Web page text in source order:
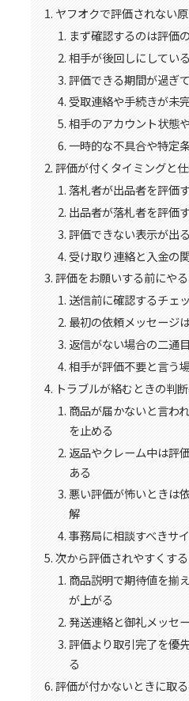
ヤフオクで評価されない
まず確認するのは評価
相手が後回しにしてい
評価できる期間が過ぎ
受取連絡や手続きが未
相手のアカウント状態
一時的な不具合や特定
評価が付くタイミングと
落札者が出品者を評価
出品者が落札者を評価
評価できない表示が出
受け取り連絡と入金の
評価をお願いする前にや
送信前に確認するチェ
最初の依頼メッセージ
返信がない場合の二通
相手が評価不要と言う
トラブルが絡むときの判
商品が届かないと言わ
を止める
返品やクレーム中は評
ある
悪い評価が怖いときは
解
事務局に相談すべきサ
次から評価されやすくす
商品説明で期待値を揃
が上がる
発送連絡と御礼メッセ
評価より取引完了を優
る
評価が付かないときに取